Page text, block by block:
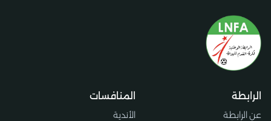
الرابطة
عن الرابطة
المنافسات
الأندية